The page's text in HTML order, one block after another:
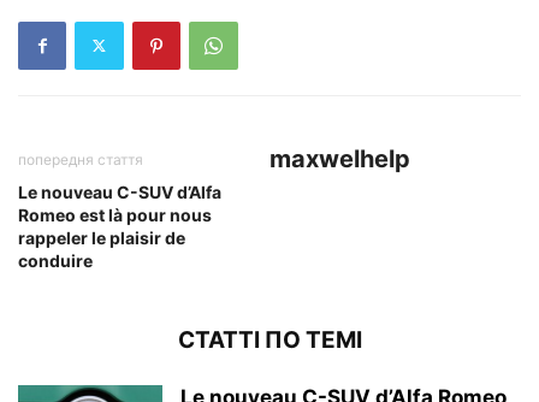
попередня стаття
Le nouveau C-SUV d’Alfa
Romeo est là pour nous
rappeler le plaisir de
conduire
maxwelhelp
СТАТТІ ПО ТЕМІ
Le nouveau C-SUV d’Alfa Romeo